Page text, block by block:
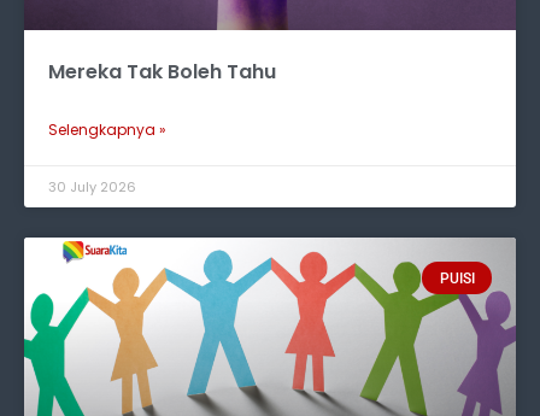
Mereka Tak Boleh Tahu
Selengkapnya »
30 July 2026
PUISI